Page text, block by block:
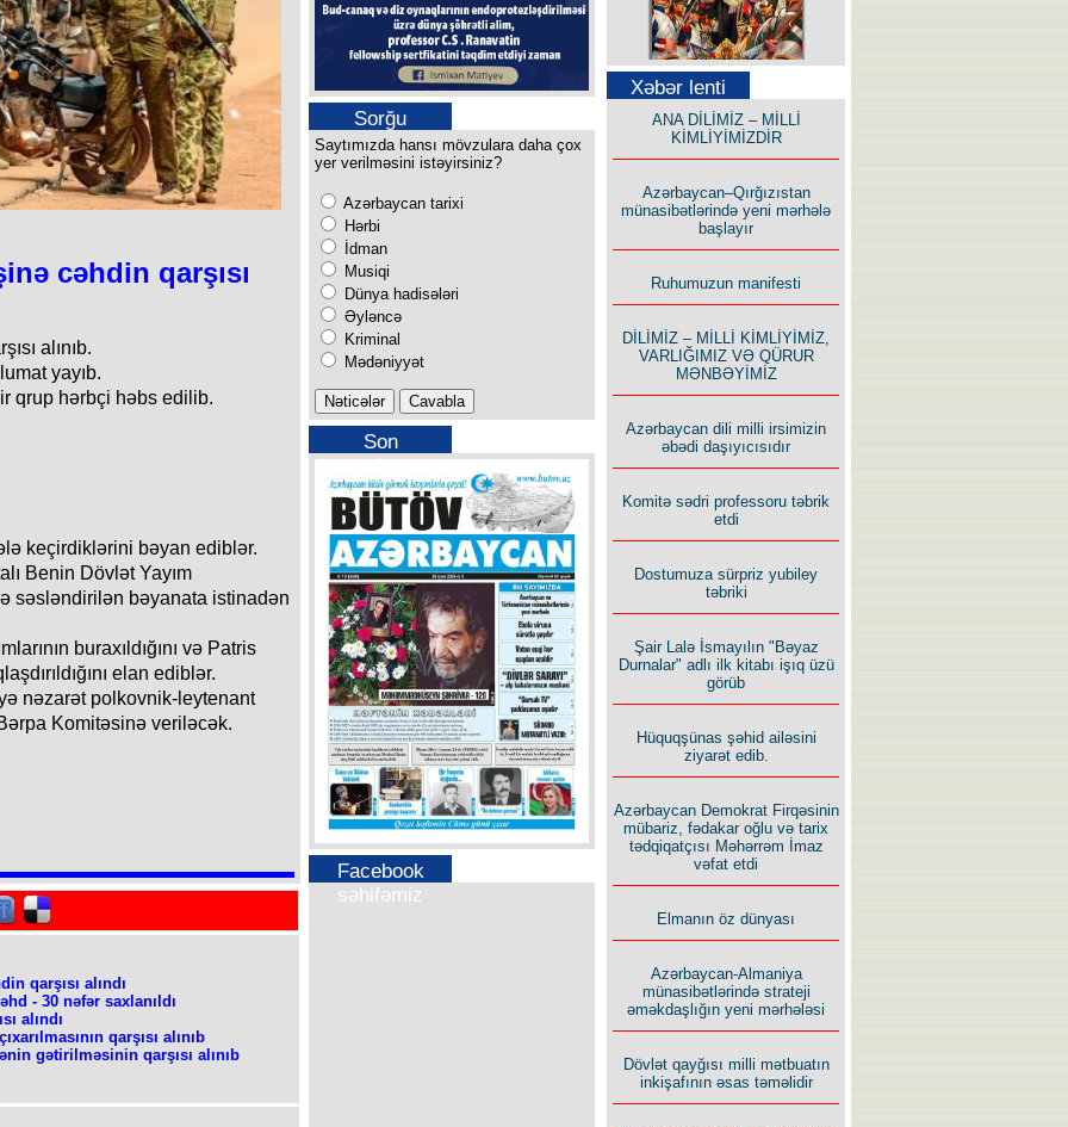
cəhdin qarşısı
alınıb.
yayıb.
qrup hərbçi həbs edilib.
keçirdiklərini bəyan ediblər.
Benin Dövlət Yayım
səsləndirilən bəyanata istinadən
buraxıldığını və Patris
elan ediblər.
nəzarət polkovnik-leytenant
Komitəsinə veriləcək.
qarşısı alındı
- 30 nəfər saxlanıldı
alındı
qarşısı alınıb
gətirilməsinin qarşısı alınıb
Sorğu
Saytımızda hansı mövzulara daha çox
yer verilməsini istəyirsiniz?
Azərbaycan tarixi
Hərbi
İdman
Musiqi
Dünya hadisələri
Əyləncə
Kriminal
Mədəniyyət
Son
buraxılışımız
Facebook
səhifəmiz
Səfər Alışarlı yazır
Uzun yolun Yolçusu
İlham İsmayıl yazır:
Rusiyanın süqutunu qaçılmaz
edən beş şərt
Xəbər lenti
ANA DİLİMİZ – MİLLİ
KİMLİYİMİZDİR
Azərbaycan–Qırğızıstan
münasibətlərində yeni mərhələ
başlayır
Ruhumuzun manifesti
DİLİMİZ – MİLLİ KİMLİYİMİZ,
VARLIĞIMIZ VƏ QÜRUR
MƏNBƏYİMİZ
Azərbaycan dili milli irsimizin
əbədi daşıyıcısıdır
Komitə sədri professoru təbrik
etdi
Dostumuza sürpriz yubiley
təbriki
Şair Lalə İsmayılın "Bəyaz
Durnalar" adlı ilk kitabı işıq üzü
görüb
Hüquqşünas şəhid ailəsini
ziyarət edib.
Azərbaycan Demokrat Firqəsinin
mübariz, fədakar oğlu və tarix
tədqiqatçısı Məhərrəm İmaz
vəfat etdi
Elmanın öz dünyası
Azərbaycan-Almaniya
münasibətlərində strateji
əməkdaşlığın yeni mərhələsi
Dövlət qayğısı milli mətbuatın
inkişafının əsas təməlidir